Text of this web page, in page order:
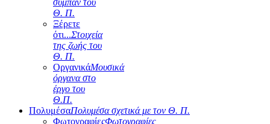
σύμπαν του
Θ. Π.
Ξέρετε
ότι...Στοιχεία
της ζωής του
Θ. Π.
ΟργανικάΜουσικά
όργανα στο
έργο του
Θ.Π.
ΠολυμέσαΠολυμέσα σχετικά με τον Θ. Π.
ΦωτογραφίεςΦωτογραφίες